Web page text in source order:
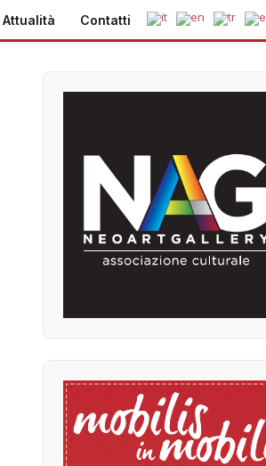
Attualità Contatti